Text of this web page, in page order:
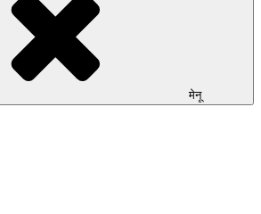
मेनू